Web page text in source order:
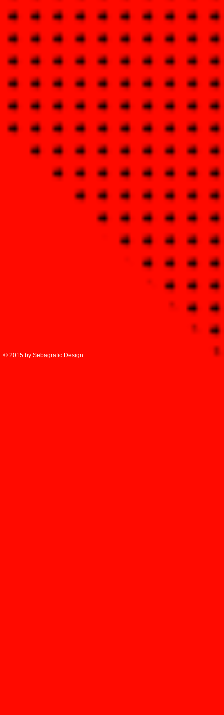
© 2015 by Sebagrafic Design.